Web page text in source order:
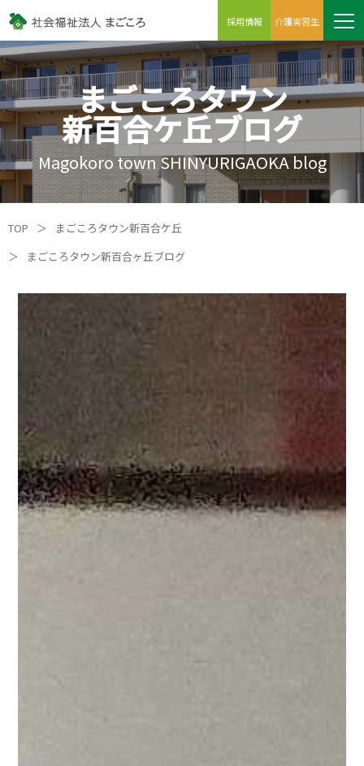
採用情報 介護実習生
まごころタウン
新百合ケ丘ブログ
Magokoro town SHINYURIGAOKA blog
TOP ＞
まごころタウン新百合ケ丘
＞
まごころタウン新百合ヶ丘ブログ